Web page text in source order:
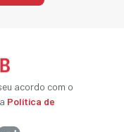
acordo com o
Política de